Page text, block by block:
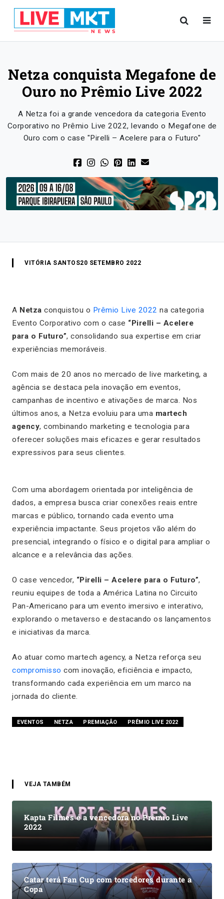
Netza conquista Megafone de
Ouro no Prêmio Live 2022
A Netza foi a grande vencedora da categoria Evento
Corporativo no Prêmio Live 2022, levando o Megafone de
Ouro com o case "Pirelli – Acelere para o Futuro"
VITÓRIA SANTOS20 SETEMBRO 2022
A Netza conquistou o Prêmio Live 2022 na categoria
Evento Corporativo com o case “Pirelli – Acelere
para o Futuro”, consolidando sua expertise em criar
experiências memoráveis.
Com mais de 20 anos no mercado de live marketing, a
agência se destaca pela inovação em eventos,
campanhas de incentivo e ativações de marca. Nos
últimos anos, a Netza evoluiu para uma martech
agency, combinando marketing e tecnologia para
oferecer soluções mais eficazes e gerar resultados
expressivos para seus clientes.
Com uma abordagem orientada por inteligência de
dados, a empresa busca criar conexões reais entre
marcas e público, tornando cada evento uma
experiência impactante. Seus projetos vão além do
presencial, integrando o físico e o digital para ampliar o
alcance e a relevância das ações.
O case vencedor, “Pirelli – Acelere para o Futuro”,
reuniu equipes de toda a América Latina no Circuito
Pan-Americano para um evento imersivo e interativo,
explorando o metaverso e destacando os lançamentos
e iniciativas da marca.
Ao atuar como martech agency, a Netza reforça seu
compromisso com inovação, eficiência e impacto,
transformando cada experiência em um marco na
jornada do cliente.
EVENTOS NETZA PREMIAÇÃO PRÊMIO LIVE 2022
VEJA TAMBÉM
Kapta Filmes é a vencedora no Prêmio Live
2022
Catar terá Fan Cup com torcedores durante a
Copa